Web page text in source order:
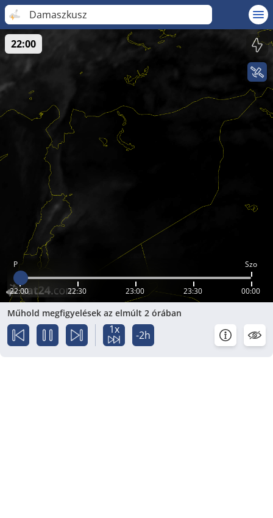
Damaszkusz
P Szo
22:00 22:30 23:00 23:30 00:00
22:00
Műhold megfigyelések az elmúlt 2 órában
1x -2h